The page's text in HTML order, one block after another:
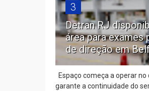
3
Detran RJ
área para exames
de direção em
Espaço começa a operar no
garante a continuidade do